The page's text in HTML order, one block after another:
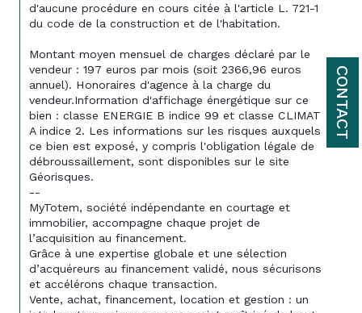
CONTACT
d'aucune procédure en cours citée à l'article L. 721-1
du code de la construction et de l'habitation.
Montant moyen mensuel de charges déclaré par le
vendeur : 197 euros par mois (soit 2366,96 euros
annuel). Honoraires d'agence à la charge du
vendeur.Information d'affichage énergétique sur ce
bien : classe ENERGIE B indice 99 et classe CLIMAT
A indice 2. Les informations sur les risques auxquels
ce bien est exposé, y compris l'obligation légale de
débroussaillement, sont disponibles sur le site
Géorisques.
--
MyTotem, société indépendante en courtage et
immobilier, accompagne chaque projet de
l’acquisition au financement.
Grâce à une expertise globale et une sélection
d’acquéreurs au financement validé, nous sécurisons
et accélérons chaque transaction.
Vente, achat, financement, location et gestion : un